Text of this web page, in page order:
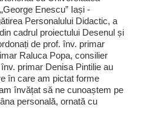
Enescu” Iași -
Personalului Didactic, a
cadrul proiectului Desenul și
de prof. înv. primar
Raluca Popa, consilier
primar Denisa Pintilie au
în care am pictat forme
învățat să ne cunoaștem pe
personală, ornată cu